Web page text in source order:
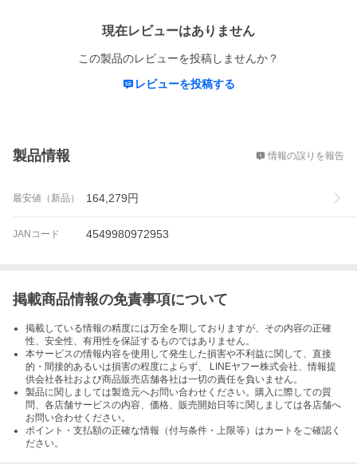
現在レビューはありません
この製品のレビューを投稿しませんか？
レビューを投稿する
製品情報 情報の誤りを報告
最安値（新品） 164,279円
JANコード 4549980972953
掲載商品情報の免責事項について
掲載している情報の精度には万全を期しておりますが、その内容の正確
性、安全性、有用性を保証するものではありません。
本サービスの情報内容を使用して発生した損害や不利益に関して、直接
的・間接的あるいは損害の程度によらず、 LINEヤフー株式会社、情報提
供会社各社および商品販売店舗各社は一切の責任を負いません。
製品に関しましては製造元へお問い合わせください。購入に際しての質
問、各店舗サービスの内容、価格、販売開始日等に関しましては各店舗へ
お問い合わせください。
ポイント・支払額の正確な情報（付与条件・上限等）はカートをご確認く
ださい。